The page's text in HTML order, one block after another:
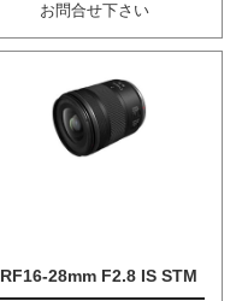
お問合せ下さい
RF16-28mm F2.8 IS STM